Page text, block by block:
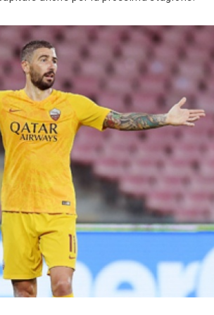
61
59
55
1 Parma
2 Como 1907
3 Venezia
4 Cremonese
5 Catanzaro
6 Palermo